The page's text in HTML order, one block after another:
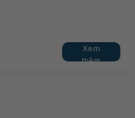
Xem
thêm